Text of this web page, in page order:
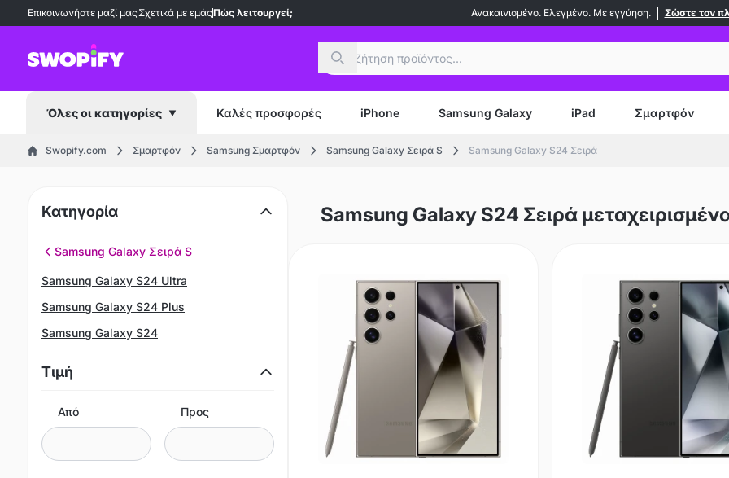
Επικοινωνήστε μαζί μαςΣχετικά με εμάςΠώς λειτουργεί; Ανακαινισμένο. Ελεγμένο. Με εγγύηση. Σώστε τον
Όλες οι κατηγορίες Καλές προσφορές iPhone Samsung Galaxy iPad Σμαρτφόν
Swopify.com Σμαρτφόν Samsung Σμαρτφόν Samsung Galaxy Σειρά S Samsung Galaxy S24 Σειρά
Κατηγορία
Samsung Galaxy Σειρά S
Samsung Galaxy S24 Ultra
Samsung Galaxy S24 Plus
Samsung Galaxy S24
Τιμή
Από Προς
Samsung Galaxy S24 Σειρά